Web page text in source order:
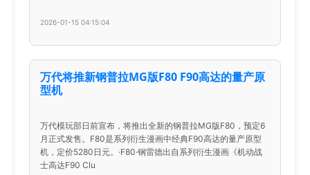
2026-01-15 04:15:04
万代将推新钢普拉MG版F80 F90高达的量产原
型机
万代模玩部日前宣布，将推出全新的钢普拉MG版F80，预定6
月正式发售。F80是系列衍生漫画中经典F90高达的量产原型
机，定价5280日元。·F80·钢雷德出自系列衍生漫画《机动战
士高达F90 Clu